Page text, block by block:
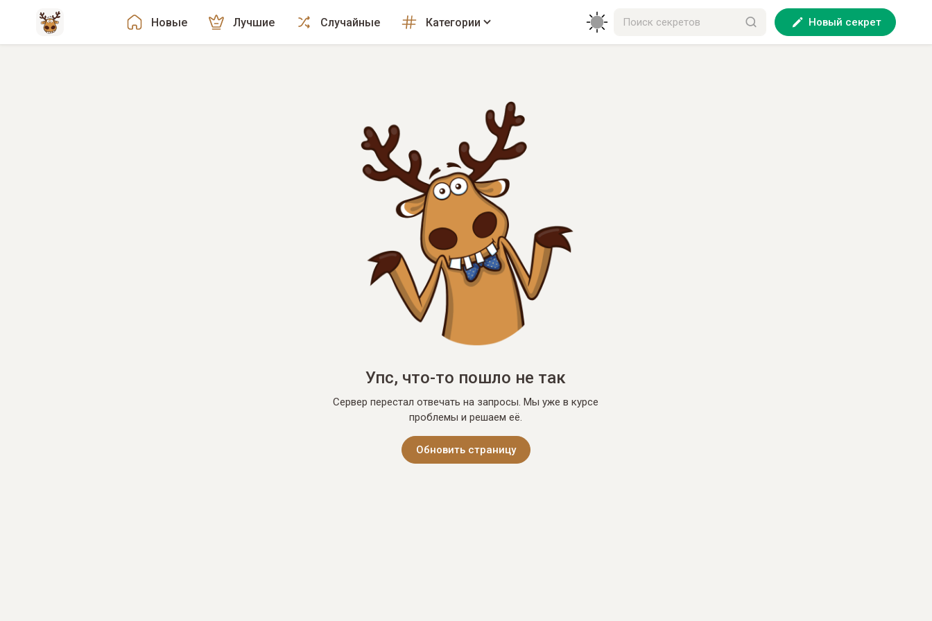
Новые Лучшие Случайные Категории Новый секрет
Упс, что-то пошло не так
Сервер перестал отвечать на запросы. Мы уже в курсе
проблемы и решаем её.
Обновить страницу